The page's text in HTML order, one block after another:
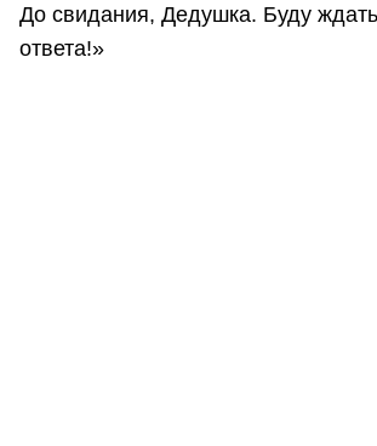
До свидания, Дедушка. Буду
ответа!»